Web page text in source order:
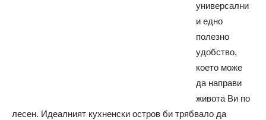
универсални
и едно
полезно
удобство,
което може
да направи
живота Ви по
лесен. Идеалният кухненски остров би трябвало да